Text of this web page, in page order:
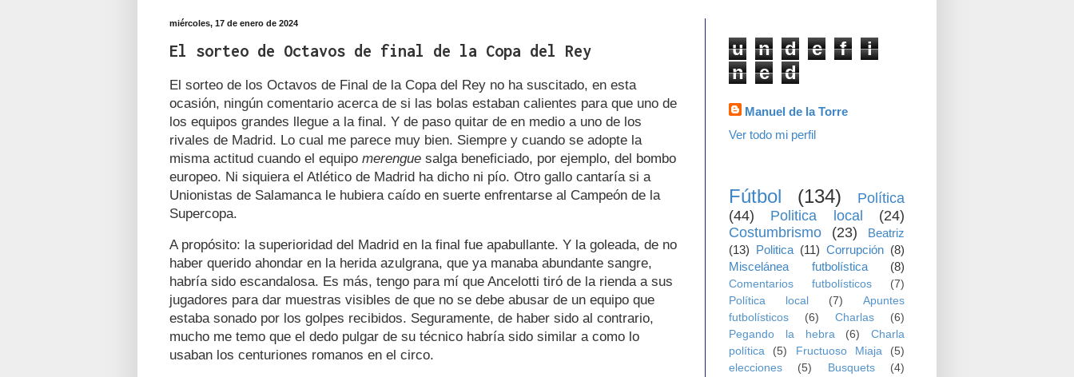
miércoles, 17 de enero de 2024
El sorteo de Octavos de final de la Copa del Rey
El sorteo de los Octavos de Final de la Copa del Rey no ha suscitado, en esta
ocasión, ningún comentario acerca de si las bolas estaban calientes para que uno de
los equipos grandes llegue a la final. Y de paso quitar de en medio a uno de los
rivales de Madrid. Lo cual me parece muy bien. Siempre y cuando se adopte la
misma actitud cuando el equipo merengue salga beneficiado, por ejemplo, del bombo
europeo. Ni siquiera el Atlético de Madrid ha dicho ni pío. Otro gallo cantaría si a
Unionistas de Salamanca le hubiera caído en suerte enfrentarse al Campeón de la
Supercopa.
A propósito: la superioridad del Madrid en la final fue apabullante. Y la goleada, de no
haber querido ahondar en la herida azulgrana, que ya manaba abundante sangre,
habría sido escandalosa. Es más, tengo para mí que Ancelotti tiró de la rienda a sus
jugadores para dar muestras visibles de que no se debe abusar de un equipo que
estaba sonado por los golpes recibidos. Seguramente, de haber sido al contrario,
mucho me temo que el dedo pulgar de su técnico habría sido similar a como lo
usaban los centuriones romanos en el circo.
u n d e f
i
n
e d
Manuel de la Torre
Ver todo mi perfil
Fútbol (134)
Política
(44)
Politica local
(24)
Costumbrismo
(23)
Beatriz
(13) Politica (11) Corrupción (8)
Miscelánea futbolística
(8)
Comentarios futbolísticos
(7)
Política local
(7)
Apuntes
futbolísticos
(6) Charlas
(6)
Pegando la hebra
(6)
Charla
política
(5) Fructuoso Miaja
(5)
elecciones
(5) Busquets
(4)